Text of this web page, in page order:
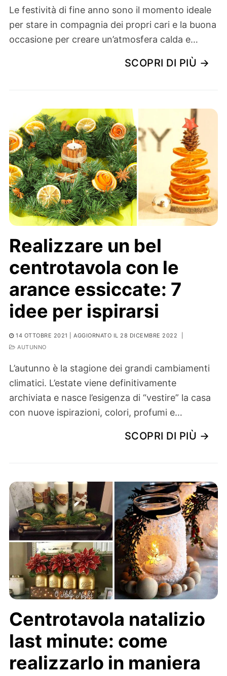
Le festività di fine anno sono il momento ideale
per stare in compagnia dei propri cari e la buona
occasione per creare un’atmosfera calda e…
SCOPRI DI PIÙ →
Realizzare un bel
centrotavola con le
arance essiccate: 7
idee per ispirarsi
14 OTTOBRE 2021 | AGGIORNATO IL 28 DICEMBRE 2022
AUTUNNO
L’autunno è la stagione dei grandi cambiamenti
climatici. L’estate viene definitivamente
archiviata e nasce l’esigenza di “vestire” la casa
con nuove ispirazioni, colori, profumi e…
SCOPRI DI PIÙ →
Centrotavola natalizio
last minute: come
realizzarlo in maniera